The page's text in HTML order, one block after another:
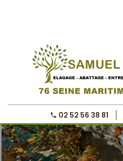
02 52 56 38 81